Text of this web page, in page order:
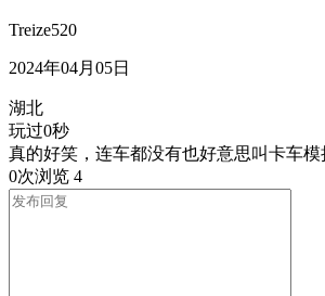
Treize520
2024年04月05日
湖北
玩过0秒
真的好笑，连车都没有也好意思叫卡车模
0次浏览 4